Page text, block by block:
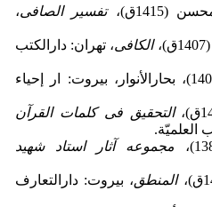
تفسیر الصافی،
الکافی، تهران: دارالکتب
مجلسی، محمدباقر (1403)، بحارالأنوار، بیروت: ار إحیاء
التحقیق فی کلمات القرآن
العلمیّة.
مجموعه آثار استاد شهید
المنطق، بیروت: دارالتعارف